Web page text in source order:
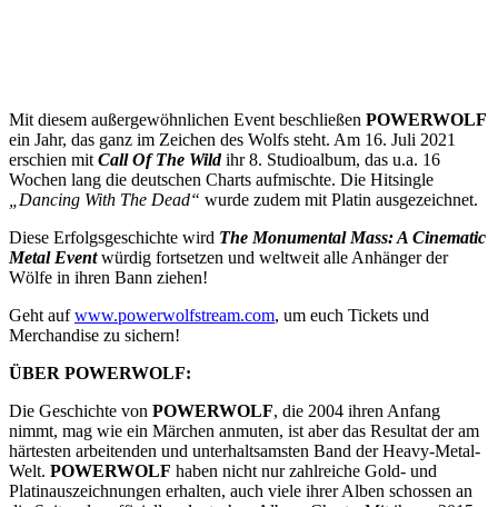
Mit diesem außergewöhnlichen Event beschließen POWERWOLF
ein Jahr, das ganz im Zeichen des Wolfs steht. Am 16. Juli 2021
erschien mit Call Of The Wildihr 8. Studioalbum, das u.a. 16
Wochen lang die deutschen Charts aufmischte. Die Hitsingle
„Dancing With The Dead“ wurde zudem mit Platin ausgezeichnet.
Diese Erfolgsgeschichte wird The Monumental Mass: A Cinematic
Metal Eventwürdig fortsetzen und weltweit alle Anhänger der
Wölfe in ihren Bann ziehen!
Geht aufwww.powerwolfstream.com, um euch Tickets und
Merchandise zu sichern!
ÜBER POWERWOLF:
Die Geschichte von POWERWOLF, die 2004 ihren Anfang
nimmt, mag wie ein Märchen anmuten, ist aber das Resultat der am
härtesten arbeitenden und unterhaltsamsten Band der Heavy-Metal-
Welt. POWERWOLF haben nicht nur zahlreiche Gold- und
Platinauszeichnungen erhalten, auch viele ihrer Alben schossen an